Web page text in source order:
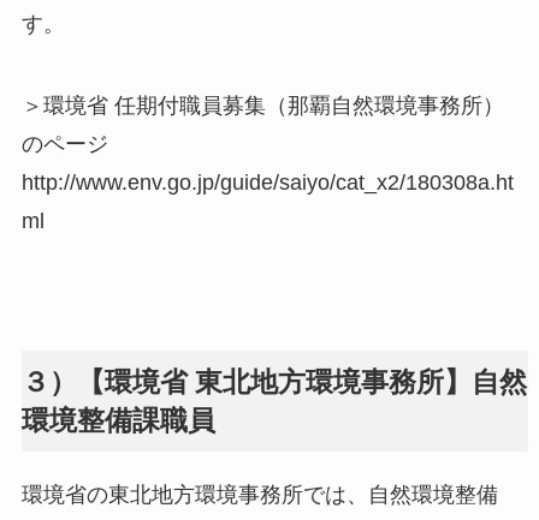
す。
＞環境省 任期付職員募集（那覇自然環境事務所）
のページ
http://www.env.go.jp/guide/saiyo/cat_x2/180308a.ht
ml
３）【環境省 東北地方環境事務所】自然
環境整備課職員
環境省の東北地方環境事務所では、自然環境整備